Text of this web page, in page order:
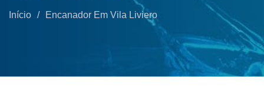
Início / Encanador Em Vila Liviero